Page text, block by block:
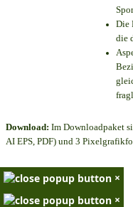
Die
die
Download: Im Downloadpaket
AI EPS, PDF) und 3
×
×